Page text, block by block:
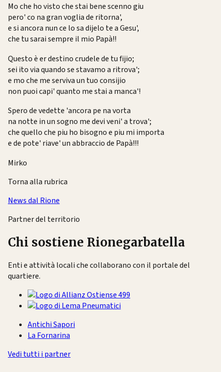
Mo che ho visto che stai bene scenno giu
pero' co na gran voglia de ritorna',
e si ancora nun ce lo sa dijelo te a Gesu',
che tu sarai sempre il mio Papà!!
Questo è er destino crudele de tu fijio;
sei ito via quando se stavamo a ritrova';
e mo che me serviva un tuo consijio
non puoi capi' quanto me stai a manca'!
Spero de vedette 'ancora pe na vorta
na notte in un sogno me devi veni' a trova';
che quello che piu ho bisogno e piu mi importa
e de pote' riave' un abbraccio de Papà!!!
Mirko
Torna alla rubrica
News dal Rione
Partner del territorio
Chi sostiene Rionegarbatella
Enti e attività locali che collaborano con il portale del
quartiere.
Antichi Sapori
La Fornarina
Vedi tutti i partner